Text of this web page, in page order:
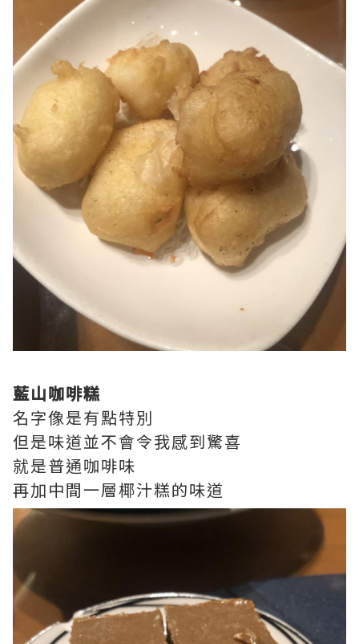
藍山咖啡糕
名字像是有點特別
但是味道並不會令我感到驚喜
就是普通咖啡味
再加中間一層椰汁糕的味道